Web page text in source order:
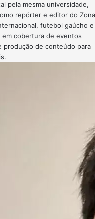
pela mesma universidade,
repórter e editor do Zona
futebol gaúcho e
cobertura de eventos
produção de conteúdo para